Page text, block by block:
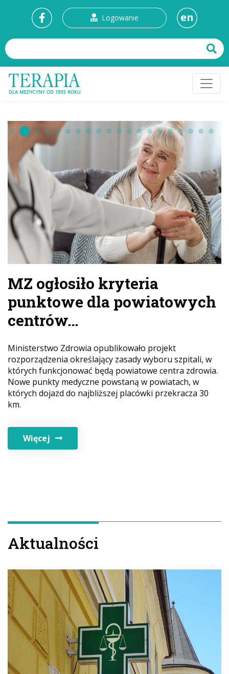
Logowanie en
MZ ogłosiło kryteria
punktowe dla powiatowych
centrów…
Ministerstwo Zdrowia opublikowało projekt
rozporządzenia określający zasady wyboru szpitali, w
których funkcjonować będą powiatowe centra zdrowia.
Nowe punkty medyczne powstaną w powiatach, w
których dojazd do najbliższej placówki przekracza 30
km.
Więcej
Aktualności